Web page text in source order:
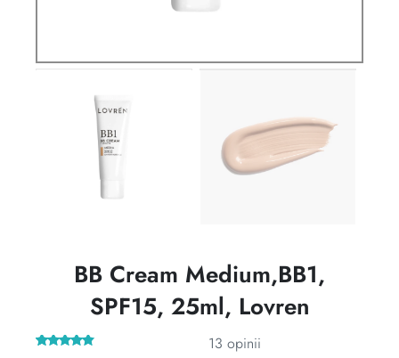
BB Cream Medium,BB1,
SPF15, 25ml, Lovren
13 opinii